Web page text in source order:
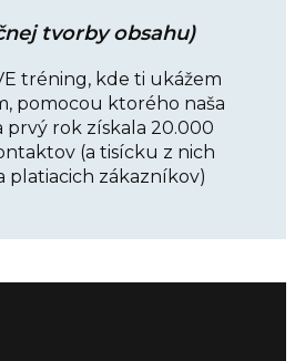
tvorby obsahu)
tréning, kde ti ukážem
pomocou ktorého naša
prvý rok získala 20.000
(a tisícku z nich
platiacich zákazníkov)